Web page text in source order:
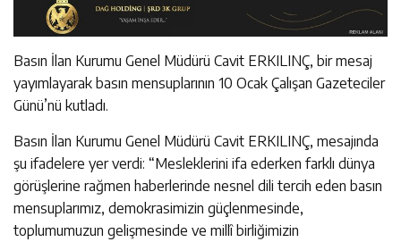
Basın İlan Kurumu Genel Müdürü Cavit ERKILINÇ, bir mesaj
yayımlayarak basın mensuplarının 10 Ocak Çalışan Gazeteciler
Günü’nü kutladı.
Basın İlan Kurumu Genel Müdürü Cavit ERKILINÇ, mesajında
şu ifadelere yer verdi: “Mesleklerini ifa ederken farklı dünya
görüşlerine rağmen haberlerinde nesnel dili tercih eden basın
mensuplarımız, demokrasimizin güçlenmesinde,
toplumumuzun gelişmesinde ve millî birliğimizin